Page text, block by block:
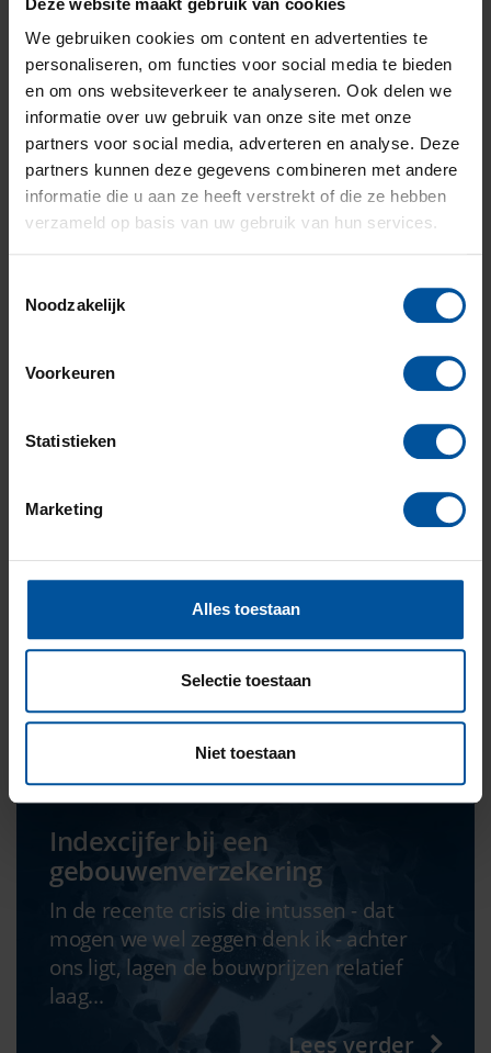
We gebruiken cookies om content en advertenties te
personaliseren, om functies voor social media te bieden
en om ons websiteverkeer te analyseren. Ook delen we
informatie over uw gebruik van onze site met onze
partners voor social media, adverteren en analyse. Deze
partners kunnen deze gegevens combineren met andere
informatie die u aan ze heeft verstrekt of die ze hebben
verzameld op basis van uw gebruik van hun services.
Noodzakelijk
Voorkeuren
Statistieken
Marketing
Alles toestaan
Selectie toestaan
Niet toestaan
Neem daarvoorcontactmet ons op.
Gerelateerd nieuws
Verzeker de continuïteit van
jouw organisatie
Wanneer jouw bedrijf te maken heeft
continuïteit van...
Lees verder
Wat is belangrijk bij een
bedrijfsschadeverzekering
Maar liefst 40% van de bedrijven gaat na
statistieken redden veel mkb-
ondernemers het...
Indexcijfer bij een
gebouwenverzekering
In de recente crisis die intussen - dat
mogen we wel zeggen denk ik - achter
ons ligt, lagen de bouwprijzen relatief
laag...
Lees verder